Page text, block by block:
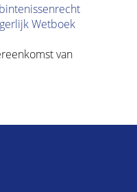
Wetboek
van